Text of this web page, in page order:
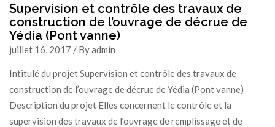
Supervision et contrôle des travaux de
construction de l’ouvrage de décrue de
Yédia (Pont vanne)
juillet 16, 2017 / By admin
Intitulé du projet Supervision et contrôle des travaux de
construction de l’ouvrage de décrue de Yédia (Pont vanne)
Description du projet Elles concernent le contrôle et la
supervision des travaux de l’ouvrage de remplissage et de